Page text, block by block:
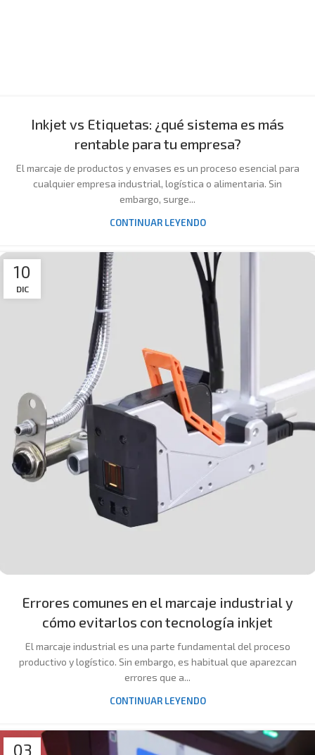
Inkjet vs Etiquetas: ¿qué sistema es más
rentable para tu empresa?
El marcaje de productos y envases es un proceso esencial para
cualquier empresa industrial, logística o alimentaria. Sin
embargo, surge...
CONTINUAR LEYENDO
10
DIC
Errores comunes en el marcaje industrial y
cómo evitarlos con tecnología inkjet
El marcaje industrial es una parte fundamental del proceso
productivo y logístico. Sin embargo, es habitual que aparezcan
errores que a...
CONTINUAR LEYENDO
03